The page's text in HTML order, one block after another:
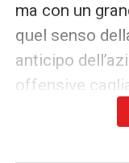
ma con un
quel senso
anticipo
offensive
–